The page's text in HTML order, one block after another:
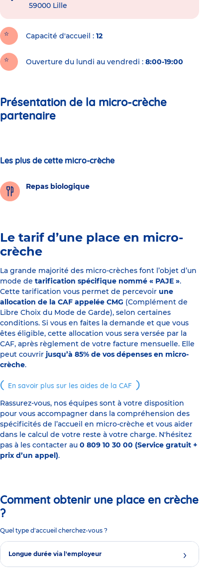
59000 Lille
Capacité d'accueil 12
Ouverture du lundi au vendredi : 8:00-19:00
Présentation de la micro-crèche
partenaire
Les plus de cette micro-crèche
Repas biologique
Le tarif d’une place en micro-
crèche
La grande majorité des micro-crèches font l’objet d’un
mode de tarification spécifique nommé « PAJE ».
Cette tarification vous permet de percevoir une
allocation de la CAF appelée CMG (Complément de
Libre Choix du Mode de Garde), selon certaines
conditions. Si vous en faites la demande et que vous
êtes éligible, cette allocation vous sera versée par la
CAF, après règlement de votre facture mensuelle. Elle
peut couvrir jusqu’à 85% de vos dépenses en micro-
crèche.
En savoir plus sur les aides de la CAF
Rassurez-vous, nos équipes sont à votre disposition
pour vous accompagner dans la compréhension des
spécificités de l’accueil en micro-crèche et vous aider
dans le calcul de votre reste à votre charge. N'hésitez
pas à les contacter au 0 809 10 30 00 (Service gratuit +
prix d’un appel).
Comment obtenir une place en crèche
?
Quel type d'accueil cherchez-vous ?
Longue durée via l'employeur